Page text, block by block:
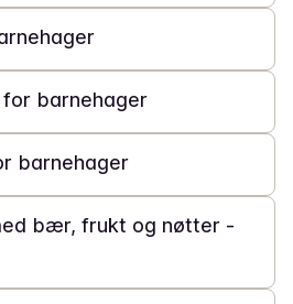
barnehager
barnehager
bær, frukt og nøtter -